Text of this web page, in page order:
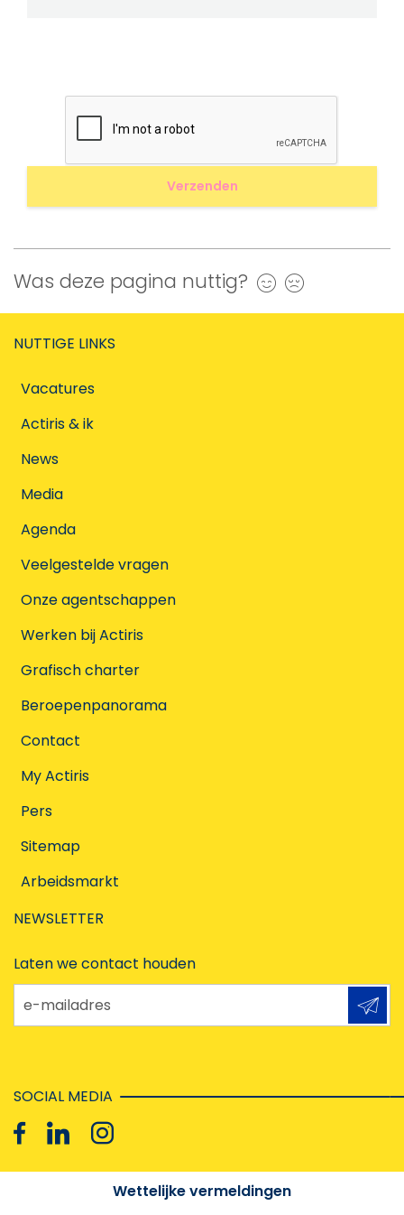
Was deze pagina nuttig? Ja
NUTTIGE LINKS
Vacatures
Actiris & ik
News
Media
Agenda
Veelgestelde vragen
Onze agentschappen
Werken bij Actiris
Grafisch charter
Beroepenpanorama
Contact
My Actiris
Pers
Sitemap
Arbeidsmarkt
NEWSLETTER
Laten we contact houden
e-mailadres
SOCIAL MEDIA
Wettelijke vermeldingen